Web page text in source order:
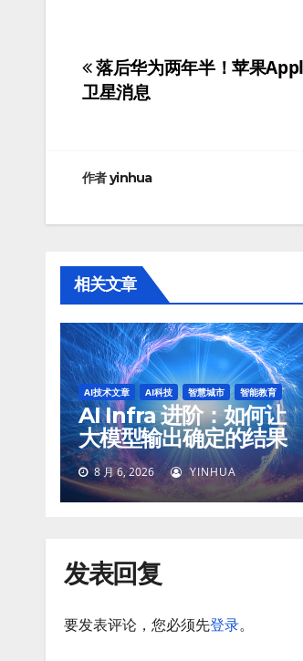
文
章
航
落后华为两年半！苹果
卫星消息
作者yinhua
相关文章
AI技术文章 AI科技 智慧城市 智能教育
AI Infra 进阶：如何让
大模型输出确定的结果
8 月 6, 2026 YINHUA
发表回复
要发表评论，您必须先登录。